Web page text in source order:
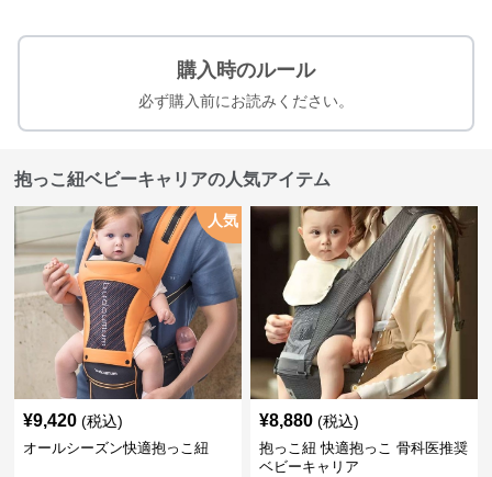
購入時のルール
必ず購入前にお読みください。
抱っこ紐ベビーキャリアの人気アイテム
人気
¥9,420 (税込)
オールシーズン快適抱っこ紐
¥8,880 (税込)
抱っこ紐 快適抱っこ 骨科医推奨
ベビーキャリア